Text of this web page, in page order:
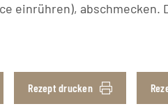
einrühren), abschmecken.
Rezept drucken